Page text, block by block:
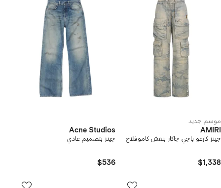
موسم جديد
AMIRI
جينز كارغو باجي جاكار بنقش كاموفلاج
$1,338
Acne Studios
جينز بتصميم عادي
$536